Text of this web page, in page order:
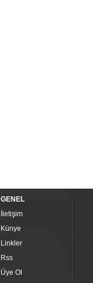
GENEL
İletişim
Künye
Linkler
Rss
Üye Ol